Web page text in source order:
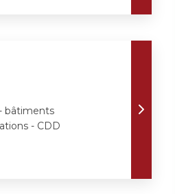
bâtiments
- CDD